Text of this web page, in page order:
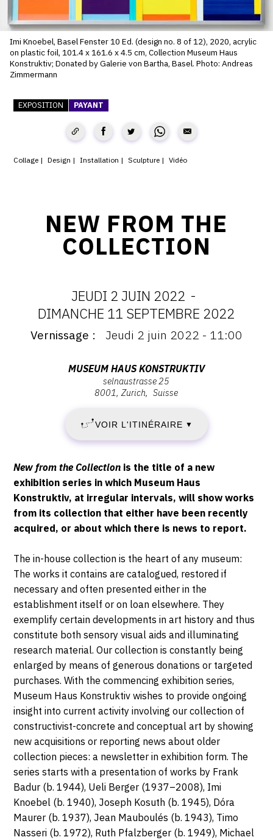
CRÉER SON CATALOGUE RAISONNÉ
ABONNEMENTS DÉDIÉS AUX GALERISTES
CRÉER SON CATALOGUE D'EXPO
PUBLIER SES EXPOSITIONS
DEVENIR CONTRIBUTEUR
L'ÉQUIPE OAM
CONTACT
CGU
CGV
SUIVEZ-NOUS
INSTAGRAM
FACEBOOK
TWITTER
PINTEREST
Imi Knoebel, Basel Fenster 10 Ed. (design no. 8 of 12), 2020, acrylic
on plastic foil, 101.4 x 161.6 x 4.5 cm, Collection Museum Haus
Konstruktiv; Donated by Galerie von Bartha, Basel. Photo: Andreas
Zimmermann
EXPOSITION PAYANT
Collage Design Installation Sculpture Vidéo
NEW FROM THE
COLLECTION
DATES
:
JEUDI
2
JUIN
2022
-
DIMANCHE
11
SEPTEMBRE
2022
JEUDI 2 JUIN 2022 -
DIMANCHE 11 SEPTEMBRE 2022
Vernissage
Vernissage
Vernissage Jeudi 2 juin 2022 - 11:00
Selnaustrasse
25,
8001
Zurich
MUSEUM HAUS KONSTRUKTIV
selnaustrasse 25
8001 Zurich Suisse
VOIR L'ITINÉRAIRE ▼
Description,
horaires...
New from the Collection is the title of a new
exhibition series in which Museum Haus
Konstruktiv, at irregular intervals, will show works
from its collection that either have been recently
acquired, or about which there is news to report.
The in-house collection is the heart of any museum:
The works it contains are catalogued, restored if
necessary and often presented either in the
establishment itself or on loan elsewhere. They
exemplify certain developments in art history and thus
constitute both sensory visual aids and illuminating
research material. Our collection is constantly being
enlarged by means of generous donations or targeted
purchases. With the commencing exhibition series,
Museum Haus Konstruktiv wishes to provide ongoing
insight into current activity involving our collection of
constructivist-concrete and conceptual art by showing
new acquisitions or reporting news about older
collection pieces: a newsletter in exhibition form. The
series starts with a presentation of works by Frank
Badur (b. 1944), Ueli Berger (1937–2008), Imi
Knoebel (b. 1940), Joseph Kosuth (b. 1945), Dóra
Maurer (b. 1937), Jean Mauboulés (b. 1943), Timo
Nasseri (b. 1972), Ruth Pfalzberger (b. 1949), Michael